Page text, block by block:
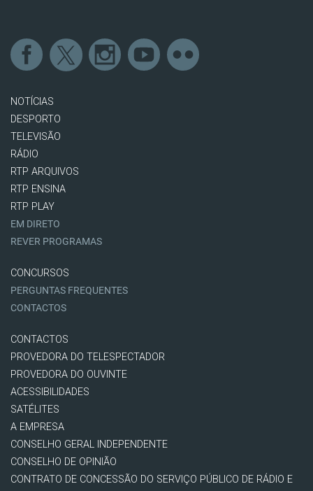
NOTÍCIAS
DESPORTO
TELEVISÃO
RÁDIO
RTP ARQUIVOS
RTP ENSINA
RTP PLAY
EM DIRETO
REVER PROGRAMAS
CONCURSOS
PERGUNTAS FREQUENTES
CONTACTOS
CONTACTOS
PROVEDORA DO TELESPECTADOR
PROVEDORA DO OUVINTE
ACESSIBILIDADES
SATÉLITES
A EMPRESA
CONSELHO GERAL INDEPENDENTE
CONSELHO DE OPINIÃO
CONTRATO DE CONCESSÃO DO SERVIÇO PÚBLICO DE RÁDIO E